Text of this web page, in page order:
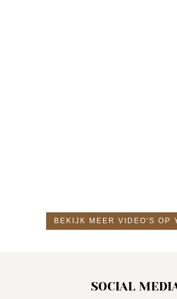
BEKIJK MEER VIDEO'S OP
SOCIAL